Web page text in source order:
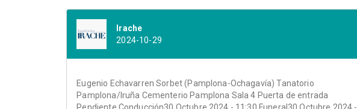
Irache
2024-10-29
Eugenio Echavarren Sorbet (Pamplona-Ochagavía) Tanatorio
Pamplona/Iruña Cementerio Pamplona Sala 4 Puerta de entrada